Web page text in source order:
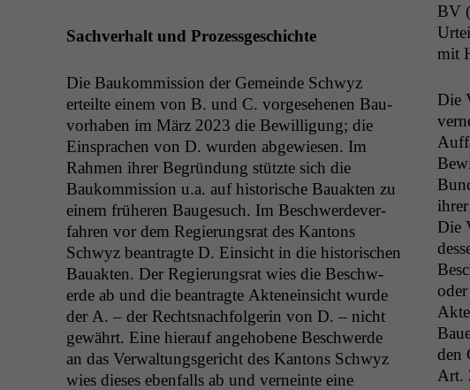
Sachver­halt und Prozessgeschichte
Die Baukom­mis­sion der Gemeinde Schwyz
erteilte einem von B. und C. vorge­se­henen Bau­
vorhaben im März 2023 die Bewil­li­gung; die
Ein­sprachen von D. wur­den abgewiesen. Im
Rah­men ihrer Begrün­dung stützte sich die
Baukom­mis­sion u.a. auf his­torische Bauak­ten zu
einem früheren Bauge­such. Im Beschw­erde­v­er­
fahren vor dem Regierungsrat des Kan­tons
Schwyz beantragte D. Ein­sicht in die his­torischen
Bauak­ten. Der Regierungsrat wies die Beschw­
erde ab und die beantragte Aktenein­sicht wurde
der A. – der Recht­snach­fol­gerin von D. – nicht
gewährt. Eine hier­auf ange­hobene Beschw­erde
an das Ver­wal­tungs­gericht des Kan­tons Schwyz
wies dieses eben­falls ab und verneinte eine
BV
mit
Die
Die
den
Art.